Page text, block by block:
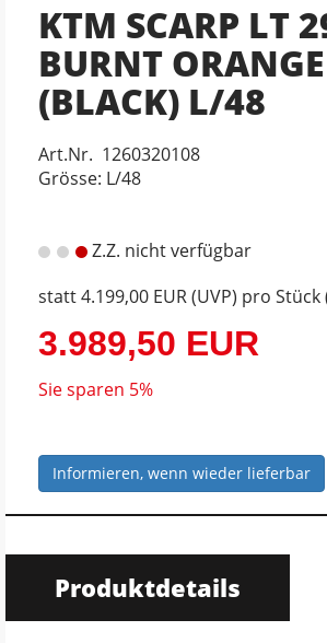
KTM SCARP LT
BURNT ORANGE
(BLACK) L/48
Art.Nr. 1260320108
Grösse: L/48
Z.Z. nicht verfügbar
statt4.199,00 EUR(UVP) pro Stück
3.989,50 EUR
Sie sparen 5%
Informieren, wenn wieder lieferbar
Produktdetails